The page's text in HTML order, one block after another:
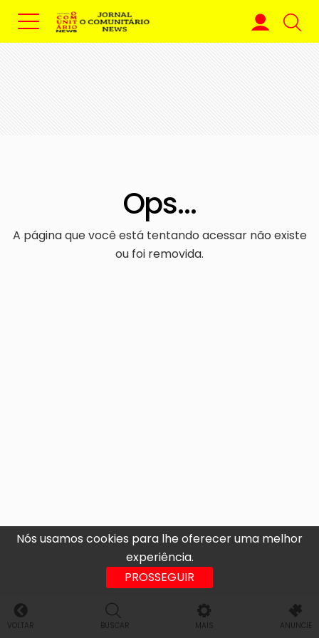
Nós usamos cookies para lhe oferecer uma melhor
experiência.
PROSSEGUIR
Ops...
A página que você está tentando acessar não existe
ou foi removida.
VOLTAR BUSCAR MAIS ANUNCIE